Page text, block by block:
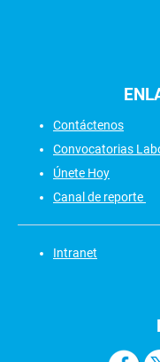
Contáctenos
Convocatorias
Únete Hoy
Canal de reporte
Intranet